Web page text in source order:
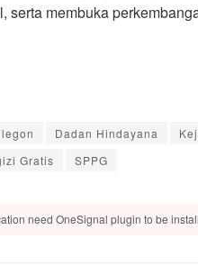
serta membuka
Dadan Hindayana
Gratis SPPG
need OneSignal plugin to be